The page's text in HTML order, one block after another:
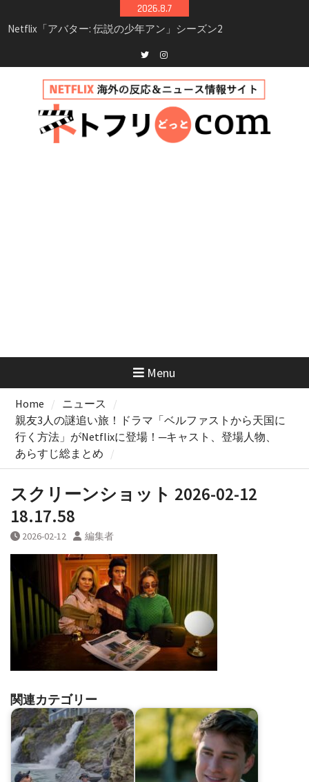
to
2026.8.7
Netflix映画「ボイスメールで恋をして」キャス
イッチ主演ロマコメ
新決定！2027年撮影開始へ
兄弟大騒動のコメディ映画「リトル・ブラザ
ー」がNetflixで配信！─キャスト・あらすじ・
見どころまとめ
Twitterinstagram
Menu
Home
ニュース
親友3人の謎追い旅！ドラマ「ベルファストから天国に
行く方法」がNetflixに登場！─キャスト、登場人物、
あらすじ総まとめ
スクリーンショット 2026-02-12
18.17.58
2026-02-12 編集者
関連カテゴリー